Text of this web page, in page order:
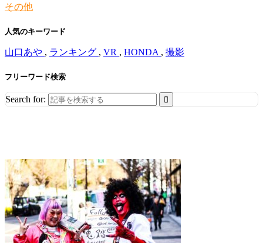
その他
人気のキーワード
山口あや , ランキング , VR , HONDA , 撮影
フリーワード検索
Search for: